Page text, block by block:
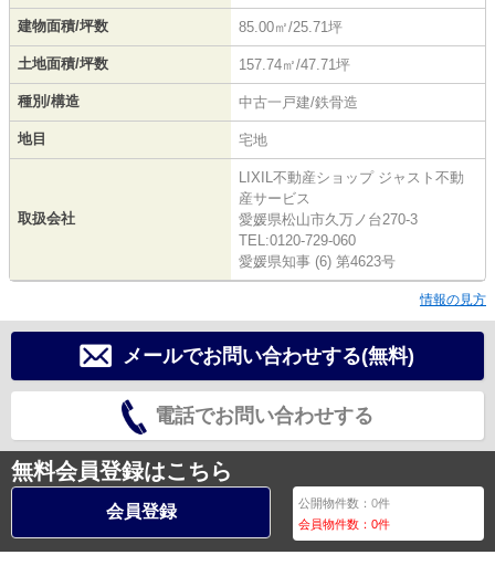
建物面積/坪数 85.00㎡/25.71坪
土地面積/坪数 157.74㎡/47.71坪
種別/構造 中古一戸建/鉄骨造
地目 宅地
取扱会社
LIXIL不動産ショップ ジャスト不動
産サービス
愛媛県松山市久万ノ台270-3
TEL:0120-729-060
愛媛県知事 (6) 第4623号
情報の見方
メールでお問い合わせする(無料)
電話でお問い合わせする
無料会員登録はこちら
会員登録 公開物件数：0件
会員物件数：0件